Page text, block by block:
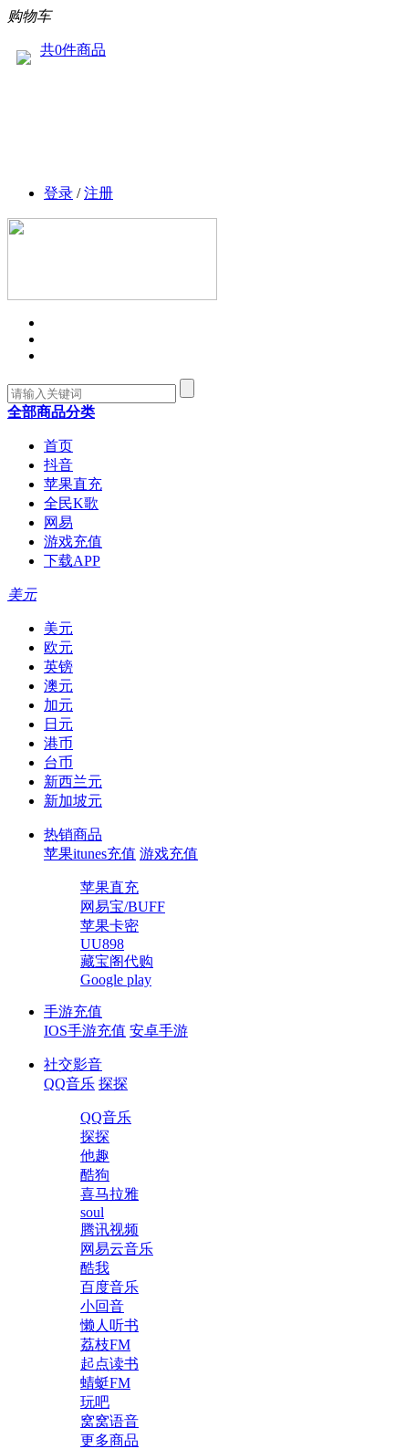
购物车
共0件商品
登录 /注册
全部商品分类
首页
抖音
苹果直充
全民K歌
网易
游戏充值
下载APP
美元
美元
欧元
英镑
澳元
加元
日元
港币
台币
新西兰元
新加坡元
热销商品
苹果itunes充值 游戏充值
苹果直充
网易宝/BUFF
苹果卡密
UU898
藏宝阁代购
Google play
手游充值
IOS手游充值 安卓手游
社交影音
QQ音乐 探探
QQ音乐
探探
他趣
酷狗
喜马拉雅
soul
腾讯视频
网易云音乐
酷我
百度音乐
小回音
懒人听书
荔枝FM
起点读书
蜻蜓FM
玩吧
窝窝语音
更多商品